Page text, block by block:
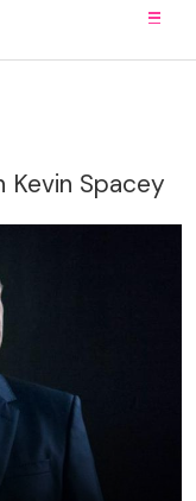
Kevin Spacey